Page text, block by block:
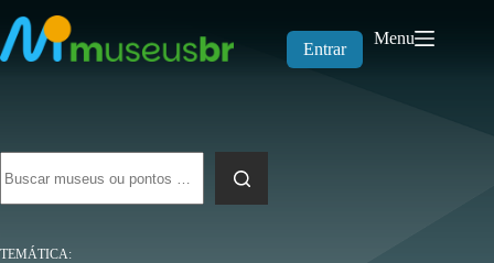
para
o
conteúdo
Entrar
Menu
resultados
TEMÁTICA